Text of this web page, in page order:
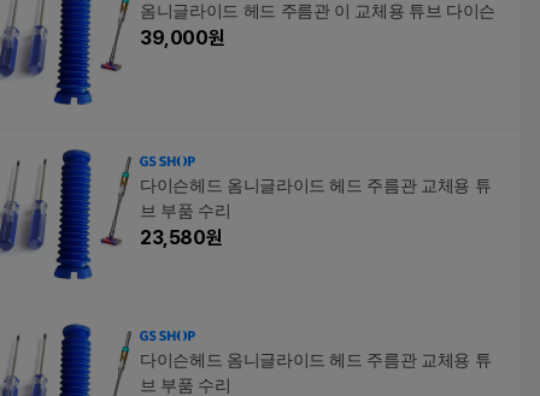
옴니글라이드 헤드 주름관 이 교체용 튜브 다이슨
39,000원
다이슨헤드 옴니글라이드 헤드 주름관 교체용 튜
브 부품 수리
23,580원
다이슨헤드 옴니글라이드 헤드 주름관 교체용 튜
브 부품 수리